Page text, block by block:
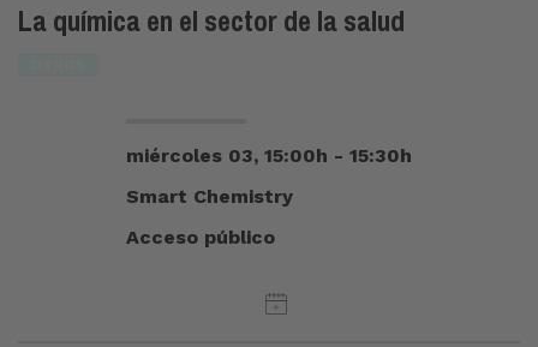
La química en el sector de la salud
miércoles 03, 15:00h - 15:30h
Smart Chemistry
Acceso público